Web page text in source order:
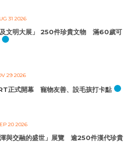
31 2026
及文明大展」 250件珍貴文物 滿60歲可
29 2026
正式開幕 寵物友善、設毛孩打卡點
20 2026
渾與交融的盛世」展覽 逾250件漢代珍貴